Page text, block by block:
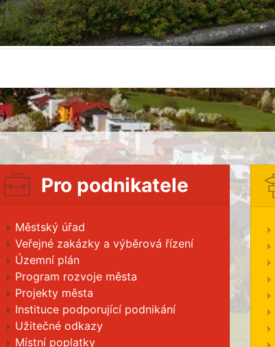
Pro podnikatele
Městský úřad
Veřejné zakázky a výběrová řízení
Územní plán
Program rozvoje města
Projekty města
Instituce podporující podnikání
Užitečné odkazy
Místní poplatky